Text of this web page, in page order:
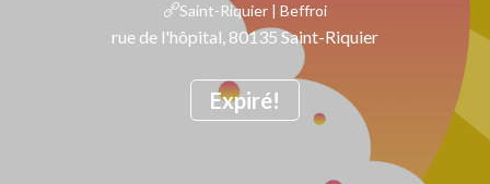
Expiré!
Saint-Riquier | Beffroi
rue de l'hôpital, 80135 Saint-Riquier